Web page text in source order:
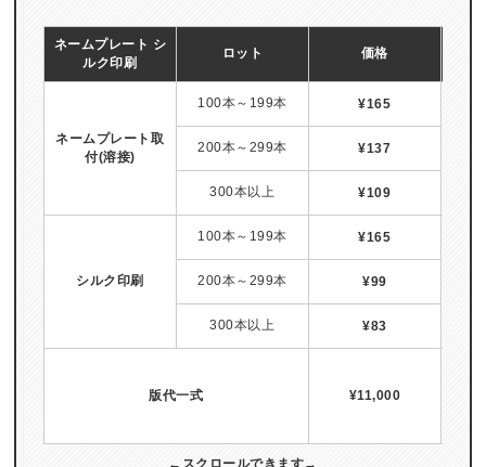
ネームプレート シ
ルク印刷
ロット 価格
ネームプレート取
付(溶接)
100本～199本 ¥165
200本～299本 ¥137
300本以上 ¥109
シルク印刷
100本～199本 ¥165
200本～299本 ¥99
300本以上 ¥83
版代一式 ¥11,000